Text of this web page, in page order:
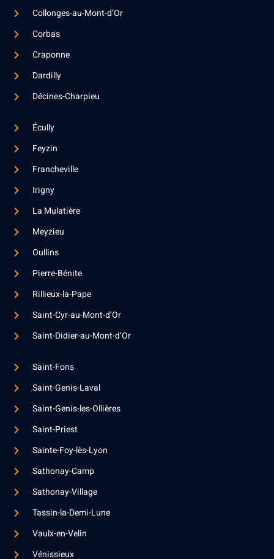
Collonges-au-Mont-d’Or
Corbas
Craponne
Dardilly
Décines-Charpieu
Écully
Feyzin
Francheville
Irigny
La Mulatière
Meyzieu
Oullins
Pierre-Bénite
Rillieux-la-Pape
Saint-Cyr-au-Mont-d’Or
Saint-Didier-au-Mont-d’Or
Saint-Fons
Saint-Genis-Laval
Saint-Genis-les-Ollières
Saint-Priest
Sainte-Foy-lès-Lyon
Sathonay-Camp
Sathonay-Village
Tassin-la-Demi-Lune
Vaulx-en-Velin
Vénissieux